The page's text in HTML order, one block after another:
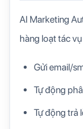
AI Marketing
hàng loạt tác
Gửi email/
Tự động
Tự động trả